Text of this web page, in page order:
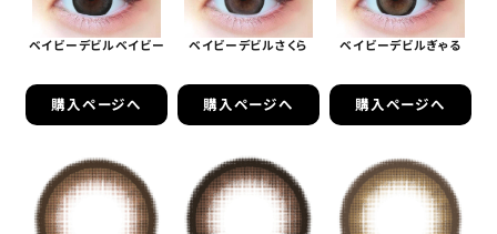
ベイビーデビルベイビー
購入ページへ
ベイビーデビルさくら
購入ページへ
ベイビーデビルぎゃる
購入ページへ